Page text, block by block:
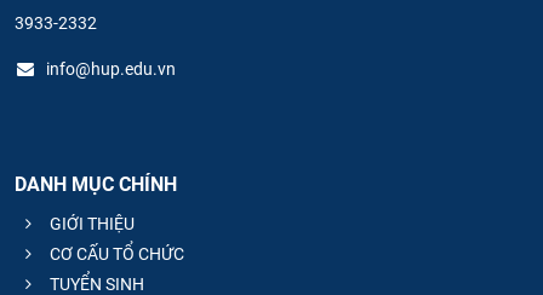
3933-2332
info@hup.edu.vn
DANH MỤC CHÍNH
GIỚI THIỆU
CƠ CẤU TỔ CHỨC
TUYỂN SINH